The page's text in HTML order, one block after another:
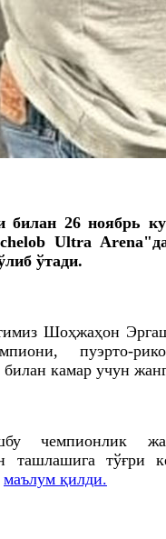
билан 26 ноябрь
Ultra Arena"
ўтади.
Шоҳжаҳон
пуэрто-
камар учун
чемпионлик
ташлашига тўғри
маълум қилди.